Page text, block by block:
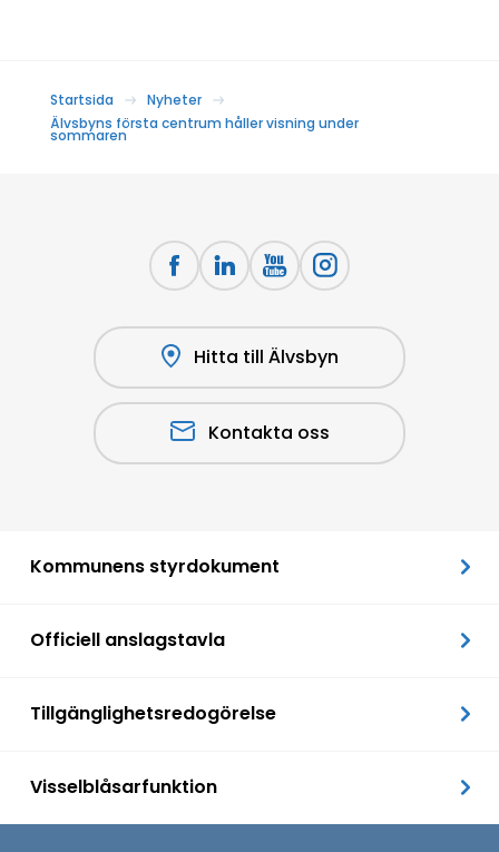
Startsida
Nyheter
Älvsbyns första centrum håller visning under
sommaren
Hitta till Älvsbyn
Kontakta oss
Kommunens styrdokument
Officiell anslagstavla
Tillgänglighetsredogörelse
Visselblåsarfunktion